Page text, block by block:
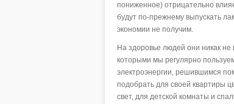
пониженное) отрицательно
будут по-прежнему выпускать
экономии не получим.
На здоровье людей они никак
которыми мы регулярно
электроэнергии, решившимся
подобрать для своей квартиры
свет, для детской комнаты и